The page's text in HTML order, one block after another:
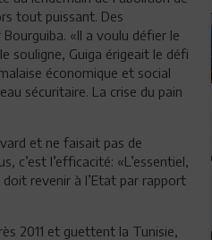
tout puissant. Des
«Il a voulu défier le
souligne, Guiga érigeait le défi
économique et social
sécuritaire. La crise du pain
et ne faisait pas de
c’est l’efficacité: «L’essentiel,
revenir à l’Etat par rapport
2011 et guettent la Tunisie,